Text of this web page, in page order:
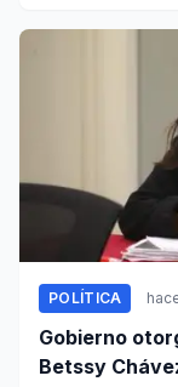
POLÍTICA
Gobierno
Betssy